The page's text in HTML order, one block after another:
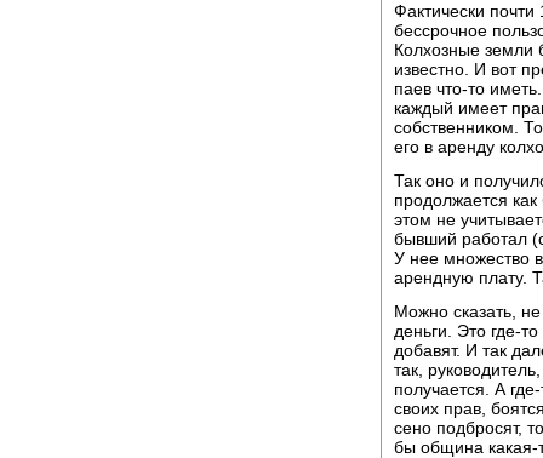
Фактически
бессрочное
Колхозные земли
известно. И вот
паев что-то
каждый имеет
собственником.
его в аренду
Так оно и
продолжается
этом не
бывший работал
У нее множество
арендную плату.
Можно сказать,
деньги. Это где-
добавят. И так
так,
получается. А
своих прав,
сено подбросят,
бы община какая-